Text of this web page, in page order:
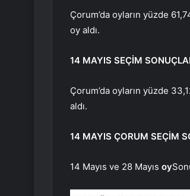
Çorum’da oyların yüzde
oy aldı.
14 MAYIS SEÇİM
Çorum’da oyların yüzde
aldı.
14 MAYIS ÇORUM SEÇİM
14 Mayıs ve 28 Mayıs oy